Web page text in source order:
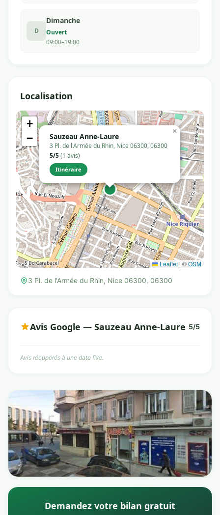
D
Dimanche
Ouvert
09:00–19:00
Localisation
Sauzeau Anne-Laure
3 Pl. de l'Armée du Rhin, Nice 06300, 06300
5/5(1 avis)
Itinéraire
×
+
−
Leaflet | ©OSM
3 Pl. de l'Armée du Rhin, Nice 06300, 06300
Avis Google — Sauzeau Anne-Laure 5/5
Avis récupérés à une date fixe.
Demandez votre bilan gratuit